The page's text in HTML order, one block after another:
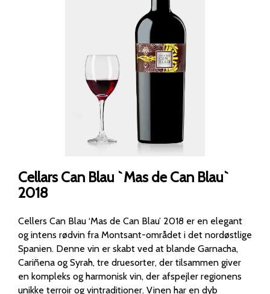
Cellars Can Blau `Mas de Can Blau`
2018
Cellers Can Blau ‘Mas de Can Blau’ 2018 er en elegant
og intens rødvin fra Montsant-området i det nordøstlige
Spanien. Denne vin er skabt ved at blande Garnacha,
Cariñena og Syrah, tre druesorter, der tilsammen giver
en kompleks og harmonisk vin, der afspejler regionens
unikke terroir og vintraditioner. Vinen har en dyb